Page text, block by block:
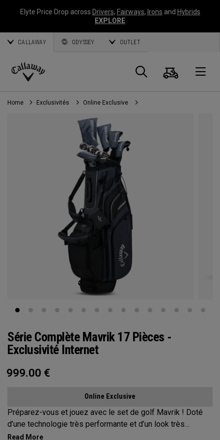
Elyte Price Drop across Drivers, Fairways, Irons and Hybrids
EXPLORE
CALLAWAY ODYSSEY OUTLET
Callaway
Golf
Panier
Home Exclusivités Online Exclusive
Série Complète Mavrik 17 Pièces -
Exclusivité Internet
999.00 €
Online Exclusive
Préparez-vous et jouez avec le set de golf Mavrik ! Doté
d’une technologie très performante et d’un look très
élégant, notre set Mavrik a tout pour plaire, à un prix